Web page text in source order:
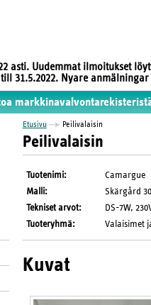
asti. Uudemmat ilmoitukset
31.5.2022. Nyare
Etusivu Peilivalaisin
Peilivalaisin
Tuotenimi:
Camargue
Malli:
Skärgård
Tekniset arvot:
DS-7W,
Tuoteryhmä: Valaisimet
Kuvat